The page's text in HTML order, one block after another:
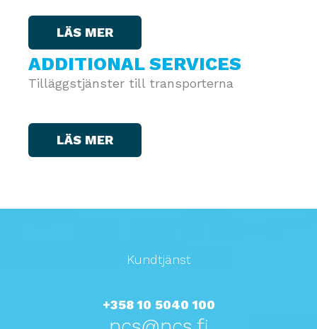
LÄS MER
ADDITIONAL SERVICES
Tilläggstjänster till transporterna
LÄS MER
Kundtjänst
+358 10 5040 100